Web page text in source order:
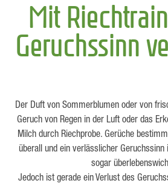
Mit
Geruchssinn
Der Duft von Sommerblumen oder von
Geruch von Regen in der Luft oder das
Milch durch Riechprobe. Gerüche
überall und ein verlässlicher Geruchssinn
sogar
Jedoch ist gerade ein Verlust des